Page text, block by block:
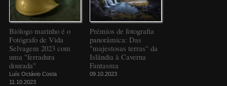
Biólogo marinho é o
Fotógrafo de Vida
Selvagem 2023 com
uma "ferradura
dourada"
Luís Octávio Costa
11.10.2023
Prémios de fotografia
panorâmica: Das
"majestosas terras" da
Islândia à Caverna
Fantasma
09.10.2023